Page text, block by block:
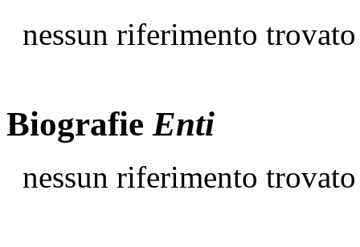
nessun riferimento trovato
Biografie Enti
nessun riferimento trovato